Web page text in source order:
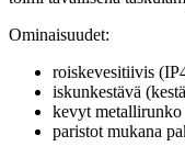
Ominaisuudet:
roiskevesitiivis
iskunkestävä
kevyt metallirunko
paristot mukana